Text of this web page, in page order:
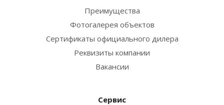
Преимущества
Фотогалерея объектов
Сертификаты официального дилера
Реквизиты компании
Вакансии
Сервис